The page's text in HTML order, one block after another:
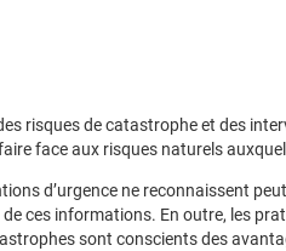
risques de catastrophe et des
face aux risques naturels
d’urgence ne reconnaissent
ces informations. En outre, les
sont conscients des